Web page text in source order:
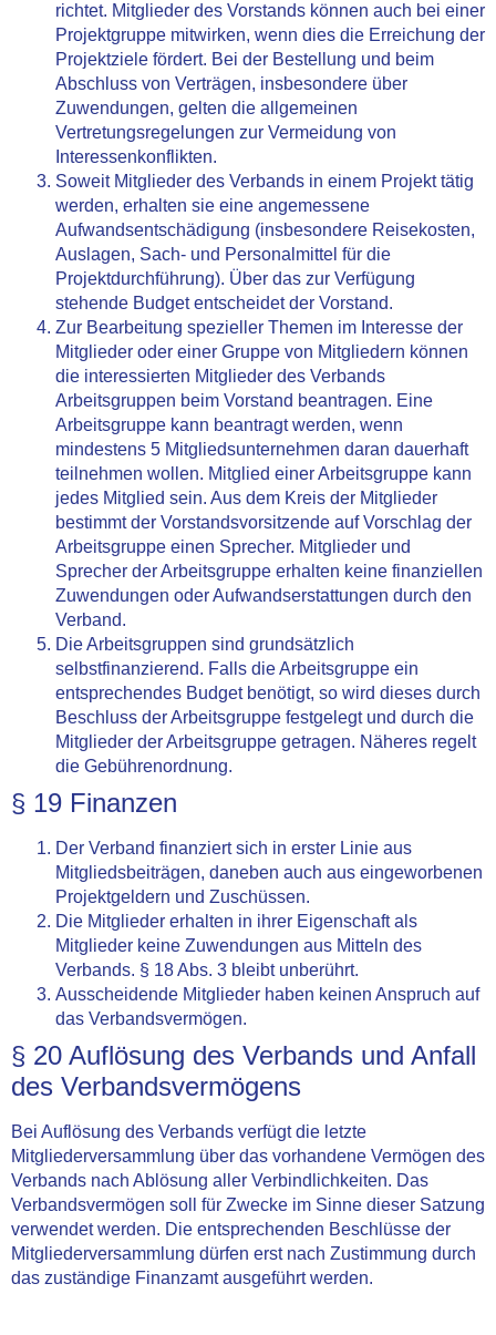
richtet. Mitglieder des Vorstands können auch bei einer
Projektgruppe mitwirken, wenn dies die Erreichung der
Projektziele fördert. Bei der Bestellung und beim
Abschluss von Verträgen, insbesondere über
Zuwendungen, gelten die allgemeinen
Vertretungsregelungen zur Vermeidung von
Interessenkonflikten.
Soweit Mitglieder des Verbands in einem Projekt tätig
werden, erhalten sie eine angemessene
Aufwandsentschädigung (insbesondere Reisekosten,
Auslagen, Sach- und Personalmittel für die
Projektdurchführung). Über das zur Verfügung
stehende Budget entscheidet der Vorstand.
Zur Bearbeitung spezieller Themen im Interesse der
Mitglieder oder einer Gruppe von Mitgliedern können
die interessierten Mitglieder des Verbands
Arbeitsgruppen beim Vorstand beantragen. Eine
Arbeitsgruppe kann beantragt werden, wenn
mindestens 5 Mitgliedsunternehmen daran dauerhaft
teilnehmen wollen. Mitglied einer Arbeitsgruppe kann
jedes Mitglied sein. Aus dem Kreis der Mitglieder
bestimmt der Vorstandsvorsitzende auf Vorschlag der
Arbeitsgruppe einen Sprecher. Mitglieder und
Sprecher der Arbeitsgruppe erhalten keine finanziellen
Zuwendungen oder Aufwandserstattungen durch den
Verband.
Die Arbeitsgruppen sind grundsätzlich
selbstfinanzierend. Falls die Arbeitsgruppe ein
entsprechendes Budget benötigt, so wird dieses durch
Beschluss der Arbeitsgruppe festgelegt und durch die
Mitglieder der Arbeitsgruppe getragen. Näheres regelt
die Gebührenordnung.
§ 19 Finanzen
Der Verband finanziert sich in erster Linie aus
Mitgliedsbeiträgen, daneben auch aus eingeworbenen
Projektgeldern und Zuschüssen.
Die Mitglieder erhalten in ihrer Eigenschaft als
Mitglieder keine Zuwendungen aus Mitteln des
Verbands. § 18 Abs. 3 bleibt unberührt.
Ausscheidende Mitglieder haben keinen Anspruch auf
das Verbandsvermögen.
§ 20 Auflösung des Verbands und Anfall
des Verbandsvermögens
Bei Auflösung des Verbands verfügt die letzte
Mitgliederversammlung über das vorhandene Vermögen des
Verbands nach Ablösung aller Verbindlichkeiten. Das
Verbandsvermögen soll für Zwecke im Sinne dieser Satzung
verwendet werden. Die entsprechenden Beschlüsse der
Mitgliederversammlung dürfen erst nach Zustimmung durch
das zuständige Finanzamt ausgeführt werden.